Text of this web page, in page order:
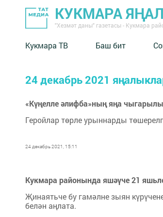
КУКМАРА
"Хезмәт даны" газетасы - Кукмара
Кукмара ТВ Баш бит
24 декабрь 2021
«Күңелле әлифба»ның яңа
Геройлар төрле урыннарды
24 декабрь 2021, 15:11
Кукмара районында яшәүче 21
Җинаятьче бу гамәлне зыян
белән аңлата.